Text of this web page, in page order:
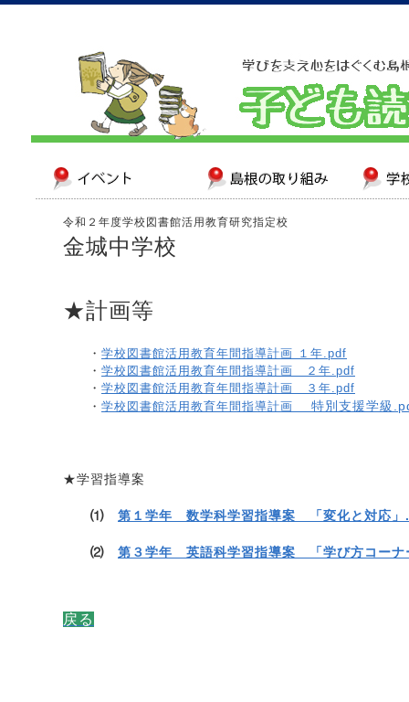
令和２年度学校図書館活用教育研究指定校
金城中学校
★計画等
・ 学校図書館活用教育年間指導計画 １年.pdf
・ 学校図書館活用教育年間指導計画 ２年.pdf
・ 学校図書館活用教育年間指導計画 ３年.pdf
・ 学校図書館活用教育年間指導計画 特別支援学級
★学習指導案
⑴ 第１学年 数学科学習指導案 「変化と対応
⑵ 第３学年 英語科学習指導案 「学び方コー
戻る